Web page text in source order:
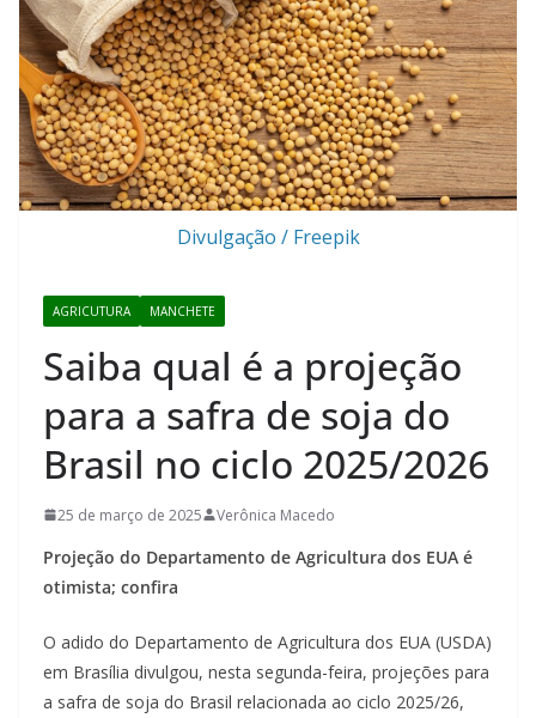
Divulgação / Freepik
AGRICUTURA MANCHETE
Saiba qual é a projeção
para a safra de soja do
Brasil no ciclo 2025/2026
25 de março de 2025 Verônica Macedo
Projeção do Departamento de Agricultura dos EUA é
otimista; confira
O adido do Departamento de Agricultura dos EUA (USDA)
em Brasília divulgou, nesta segunda-feira, projeções para
a safra de soja do Brasil relacionada ao ciclo 2025/26,